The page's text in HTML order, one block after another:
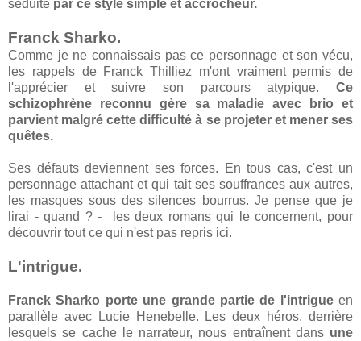
séduite par ce style simple et accrocheur.
Franck Sharko.
Comme je ne connaissais pas ce personnage et son vécu,
les rappels de Franck Thilliez m'ont vraiment permis de
l'apprécier et suivre son parcours atypique. Ce
schizophrène reconnu gère sa maladie avec brio et
parvient malgré cette difficulté à se projeter et mener ses
quêtes.
Ses défauts deviennent ses forces. En tous cas, c'est un
personnage attachant et qui tait ses souffrances aux autres,
les masques sous des silences bourrus. Je pense que je
lirai - quand ? - les deux romans qui le concernent, pour
découvrir tout ce qui n'est pas repris ici.
L'intrigue.
Franck Sharko porte une grande partie de l'intrigueen
parallèle avec Lucie Henebelle. Les deux héros, derrière
lesquels se cache le narrateur, nous entraînent dans une